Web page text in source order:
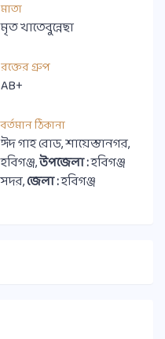
মাতা
মৃত খাতেবুন্নেছা
রক্তের গ্রুপ
AB+
বর্তমান ঠিকানা
ঈদ গাহ রোড, শায়েস্তানগর,
হবিগঞ্জ,উপজেলা :হবিগঞ্জ
সদর,জেলা :হবিগঞ্জ